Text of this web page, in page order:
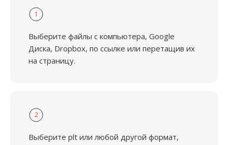
1
Выберите файлы с компьютера, Google
Диска, Dropbox, по ссылке или перетащив их
на страницу.
2
Выберите plt или любой другой формат,